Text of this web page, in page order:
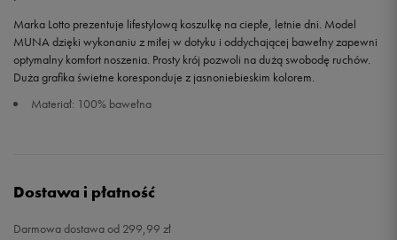
Marka Lotto prezentuje lifestylową koszulkę na ciepłe, letnie dni. Model
MUNA dzięki wykonaniu z miłej w dotyku i oddychającej bawełny zapewni
optymalny komfort noszenia. Prosty krój pozwoli na dużą swobodę ruchów.
Duża grafika świetne koresponduje z jasnoniebieskim kolorem.
Materiał: 100% bawełna
Dostawa i płatność
Darmowa dostawa od 299,99 zł